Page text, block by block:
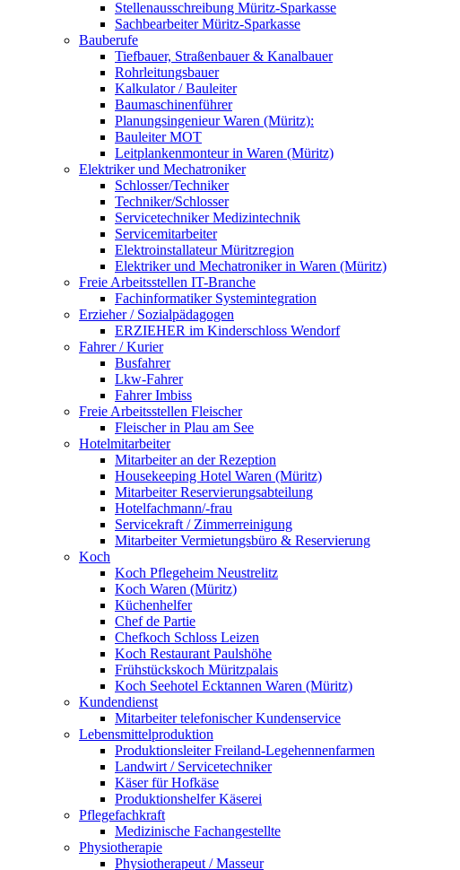
Stellenausschreibung Müritz-Sparkasse
Sachbearbeiter Müritz-Sparkasse
Bauberufe
Tiefbauer, Straßenbauer & Kanalbauer
Rohrleitungsbauer
Kalkulator / Bauleiter
Baumaschinenführer
Planungsingenieur Waren (Müritz):
Bauleiter MOT
Leitplankenmonteur in Waren (Müritz)
Elektriker und Mechatroniker
Schlosser/Techniker
Techniker/Schlosser
Servicetechniker Medizintechnik
Servicemitarbeiter
Elektroinstallateur Müritzregion
Elektriker und Mechatroniker in Waren (Müritz)
Freie Arbeitsstellen IT-Branche
Fachinformatiker Systemintegration
Erzieher / Sozialpädagogen
ERZIEHER im Kinderschloss Wendorf
Fahrer / Kurier
Busfahrer
Lkw-Fahrer
Fahrer Imbiss
Freie Arbeitsstellen Fleischer
Fleischer in Plau am See
Hotelmitarbeiter
Mitarbeiter an der Rezeption
Housekeeping Hotel Waren (Müritz)
Mitarbeiter Reservierungsabteilung
Hotelfachmann/-frau
Servicekraft / Zimmerreinigung
Mitarbeiter Vermietungsbüro & Reservierung
Koch
Koch Pflegeheim Neustrelitz
Koch Waren (Müritz)
Küchenhelfer
Chef de Partie
Chefkoch Schloss Leizen
Koch Restaurant Paulshöhe
Frühstückskoch Müritzpalais
Koch Seehotel Ecktannen Waren (Müritz)
Kundendienst
Mitarbeiter telefonischer Kundenservice
Lebensmittelproduktion
Produktionsleiter Freiland-Legehennenfarmen
Landwirt / Servicetechniker
Käser für Hofkäse
Produktionshelfer Käserei
Pflegefachkraft
Medizinische Fachangestellte
Physiotherapie
Physiotherapeut / Masseur